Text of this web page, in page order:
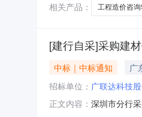
相关产品：
工程造价咨
[建行自采]采购建
中标｜中标通知 广
招标单位： 广联达科技
正文内容： 深圳市分行